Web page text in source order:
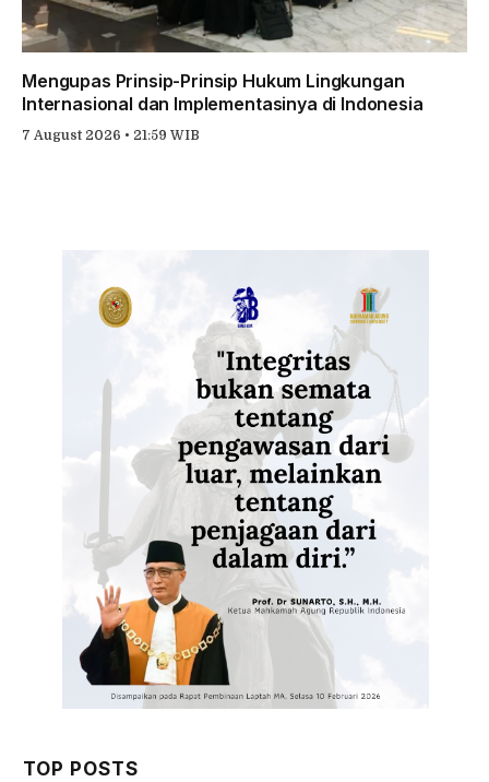
Mengupas Prinsip-Prinsip Hukum Lingkungan
Internasional dan Implementasinya di Indonesia
7 August 2026 • 21:59 WIB
TOP POSTS